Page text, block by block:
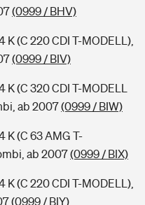
(0999 / BHV)
(C 220 CDI T-MODELL),
(0999 / BIV)
(C 320 CDI T-MODELL
ab 2007(0999 / BIW)
K (C 63 AMG T-
ab 2007(0999 / BIX)
(C 220 CDI T-MODELL),
(0999 / BIY)